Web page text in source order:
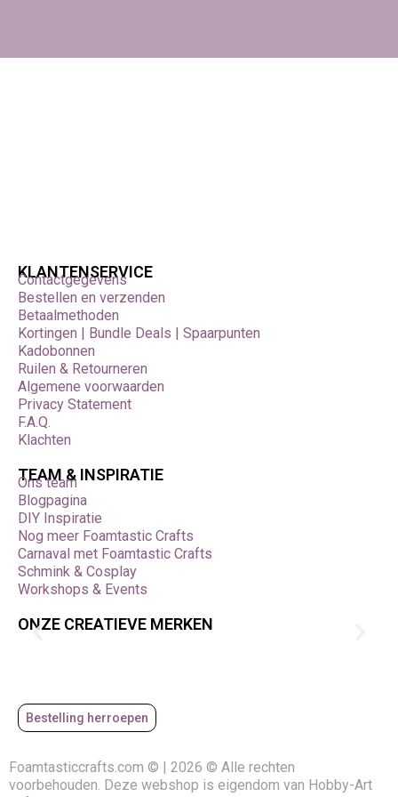
KLANTENSERVICE
Contactgegevens
Bestellen en verzenden
Betaalmethoden
Kortingen | Bundle Deals | Spaarpunten
Kadobonnen
Ruilen & Retourneren
Algemene voorwaarden
Privacy Statement
F.A.Q.
Klachten
TEAM & INSPIRATIE
Ons team
Blogpagina
DIY Inspiratie
Nog meer Foamtastic Crafts
Carnaval met Foamtastic Crafts
Schmink & Cosplay
Workshops & Events
ONZE CREATIEVE MERKEN
Bestelling herroepen
Foamtasticcrafts.com © | 2026 © Alle rechten
voorbehouden. Deze webshop is eigendom van Hobby-Art